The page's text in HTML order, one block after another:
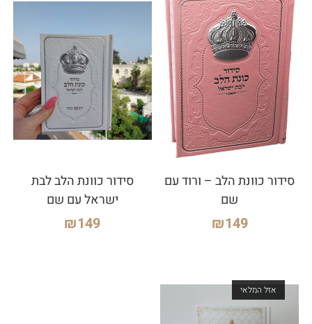
סידור כוונת הלב – ורוד עם
שם
₪149
סידור כוונת הלב לבת
ישראל עם שם
₪149
אזל המלאי